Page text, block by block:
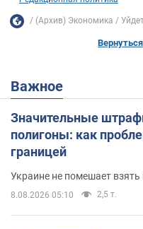
(Архив) Экономика
Важное
Значительные
полигоны: как
границей
Украине не помешает
8.08.2026 05:10 2,5 т.